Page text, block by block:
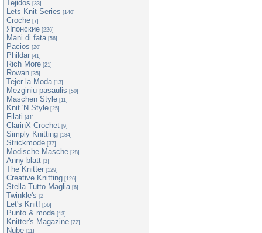
Tejidos [33]
Lets Knit Series [140]
Croche [7]
Японские [226]
Mani di fata [56]
Pacios [20]
Phildar [41]
Rich More [21]
Rowan [35]
Tejer la Moda [13]
Mezginiu pasaulis [50]
Maschen Style [11]
Knit 'N Style [25]
Filati [41]
ClarinX Crochet [9]
Simply Knitting [184]
Strickmode [37]
Modische Masche [28]
Anny blatt [3]
The Knitter [129]
Creative Knitting [126]
Stella Tutto Maglia [6]
Twinkle's [2]
Let's Knit! [56]
Punto & moda [13]
Knitter's Magazine [22]
Nube [11]